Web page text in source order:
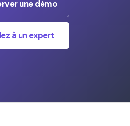
une démo
à un expert